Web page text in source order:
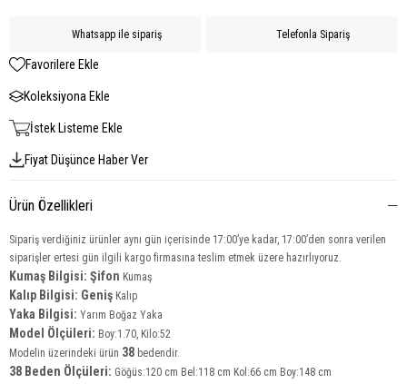
Whatsapp ile sipariş Telefonla Sipariş
Favorilere Ekle
Koleksiyona Ekle
İstek Listeme Ekle
Fiyat Düşünce Haber Ver
Ürün Özellikleri
Sipariş verdiğiniz ürünler aynı gün içerisinde 17:00’ye kadar, 17:00’den sonra verilen
siparişler ertesi gün ilgili kargo firmasına teslim etmek üzere hazırlıyoruz.
Kumaş Bilgisi: Şifon Kumaş
Kalıp Bilgisi: Geniş Kalıp
Yaka Bilgisi: Yarım Boğaz Yaka
Model Ölçüleri: Boy:1.70, Kilo:52
Modelin üzerindeki ürün 38 bedendir.
38 Beden Ölçüleri: Göğüs:120 cm Bel:118 cm Kol:66 cm Boy:148 cm